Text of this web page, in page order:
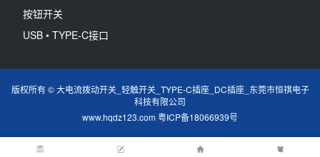
按钮开关
USB • TYPE-C接口
版权所有 © 大电流拨动开关_轻触开关_TYPE-C插座_DC插座_东莞市恒祺电子
科技有限公司
www.hqdz123.com粤ICP备18066939号